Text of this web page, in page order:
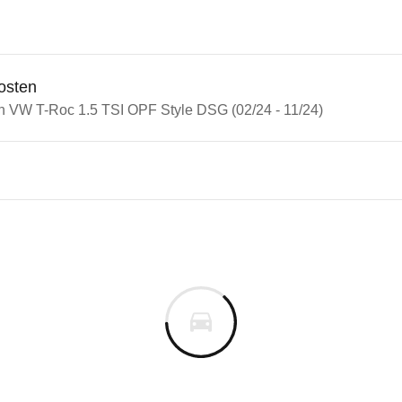
VW T-Roc 1.5 TSI OPF Style DSG (02/24 - 11/24)
Baureihengeneration wie das